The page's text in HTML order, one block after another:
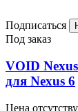
Подписаться
Под заказ
VOID
для Nexus 6
Цена